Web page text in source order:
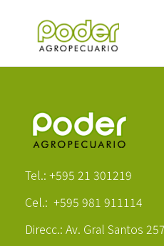
Tel.: +595 21 301219
Cel.: +595 981 911114
Direcc.: Av. Gral Santos